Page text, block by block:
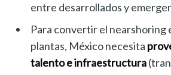
entre desarrollados y
Para convertir el nearshoring
plantas, México necesita
talento e infraestructura